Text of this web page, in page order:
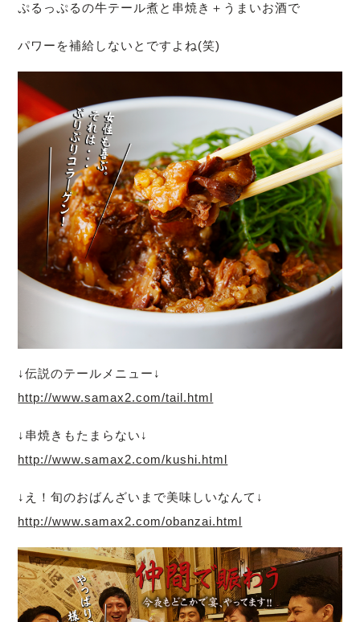
ぷるっぷるの牛テール煮と串焼き＋うまいお酒で
パワーを補給しないとですよね(笑)
↓伝説のテールメニュー↓
http://www.samax2.com/tail.html
↓串焼きもたまらない↓
http://www.samax2.com/kushi.html
↓え！旬のおばんざいまで美味しいなんて↓
http://www.samax2.com/obanzai.html